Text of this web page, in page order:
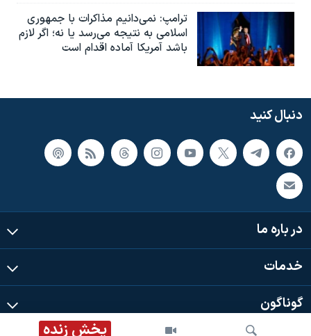
پخش زنده
ترامپ: نمی‌دانیم مذاکرات با جمهوری
اسلامی به نتیجه می‌رسد یا نه؛ اگر لازم
باشد آمریکا آماده اقدام است
دنبال کنید
در باره ما
خدمات
گوناگون